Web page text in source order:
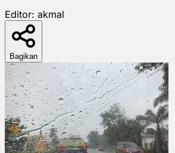
Editor: akmal
Bagikan